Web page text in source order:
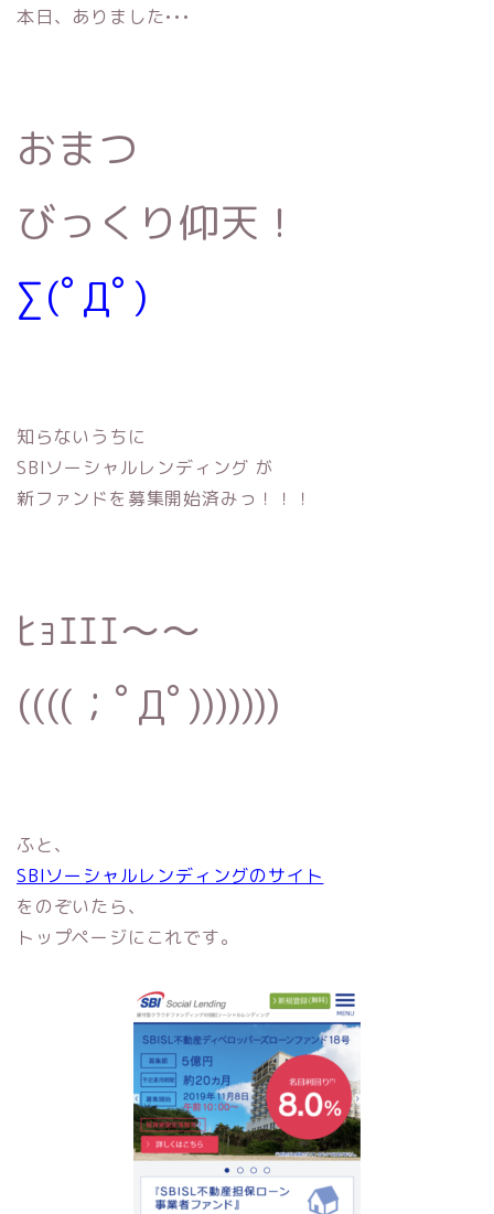
本日、ありました•••
おまつ
びっくり仰天！
∑(ﾟДﾟ)
知らないうちに
SBIソーシャルレンディング が
新ファンドを募集開始済みっ！！！
ﾋｮｴｴｴ〜〜
((((；ﾟДﾟ)))))))
ふと、
SBIソーシャルレンディングのサイト
をのぞいたら、
トップページにこれです。